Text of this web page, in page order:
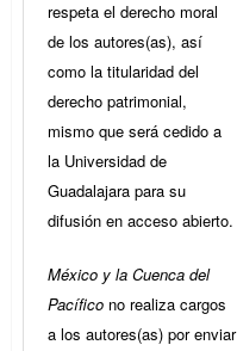
respeta el derecho moral
de los autores(as), así
como la titularidad del
derecho patrimonial,
mismo que será cedido a
la Universidad de
Guadalajara para su
difusión en acceso abierto.
México y la Cuenca del
Pacífico no realiza cargos
a los autores(as) por enviar